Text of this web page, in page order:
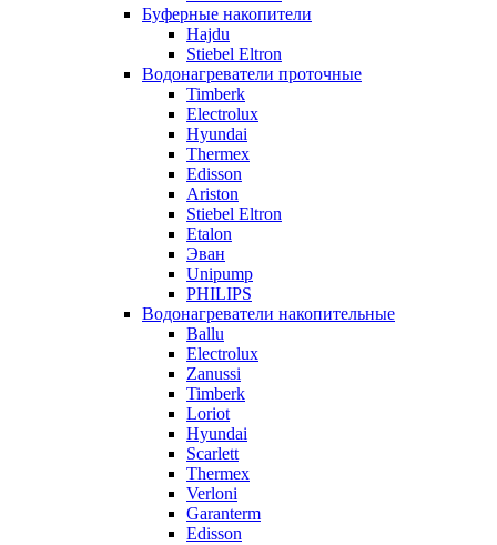
Буферные накопители
Hajdu
Stiebel Eltron
Водонагреватели проточные
Timberk
Electrolux
Hyundai
Thermex
Edisson
Ariston
Stiebel Eltron
Etalon
Эван
Unipump
PHILIPS
Водонагреватели накопительные
Ballu
Electrolux
Zanussi
Timberk
Loriot
Hyundai
Scarlett
Thermex
Verloni
Garanterm
Edisson